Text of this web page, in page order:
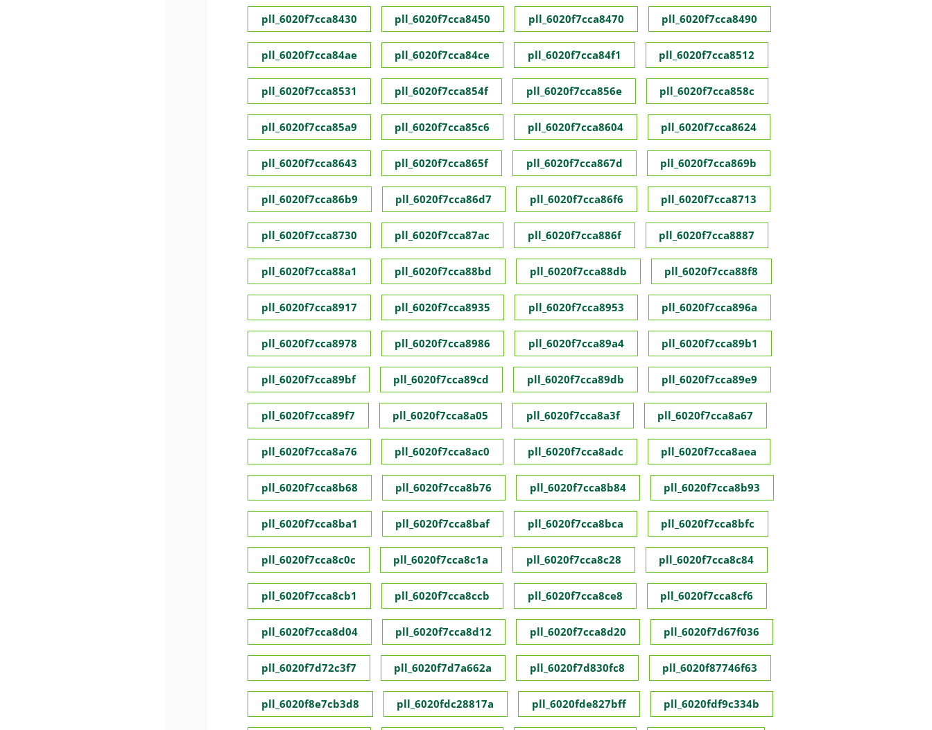
pll_6020f7cca8430 pll_6020f7cca8450 pll_6020f7cca8470 pll_6020f7cca8490
pll_6020f7cca84ae pll_6020f7cca84ce pll_6020f7cca84f1 pll_6020f7cca8512
pll_6020f7cca8531 pll_6020f7cca854f pll_6020f7cca856e pll_6020f7cca858c
pll_6020f7cca85a9 pll_6020f7cca85c6 pll_6020f7cca8604 pll_6020f7cca8624
pll_6020f7cca8643 pll_6020f7cca865f pll_6020f7cca867d pll_6020f7cca869b
pll_6020f7cca86b9 pll_6020f7cca86d7 pll_6020f7cca86f6 pll_6020f7cca8713
pll_6020f7cca8730 pll_6020f7cca87ac pll_6020f7cca886f pll_6020f7cca8887
pll_6020f7cca88a1 pll_6020f7cca88bd pll_6020f7cca88db pll_6020f7cca88f8
pll_6020f7cca8917 pll_6020f7cca8935 pll_6020f7cca8953 pll_6020f7cca896a
pll_6020f7cca8978 pll_6020f7cca8986 pll_6020f7cca89a4 pll_6020f7cca89b1
pll_6020f7cca89bf pll_6020f7cca89cd pll_6020f7cca89db pll_6020f7cca89e9
pll_6020f7cca89f7 pll_6020f7cca8a05 pll_6020f7cca8a3f pll_6020f7cca8a67
pll_6020f7cca8a76 pll_6020f7cca8ac0 pll_6020f7cca8adc pll_6020f7cca8aea
pll_6020f7cca8b68 pll_6020f7cca8b76 pll_6020f7cca8b84 pll_6020f7cca8b93
pll_6020f7cca8ba1 pll_6020f7cca8baf pll_6020f7cca8bca pll_6020f7cca8bfc
pll_6020f7cca8c0c pll_6020f7cca8c1a pll_6020f7cca8c28 pll_6020f7cca8c84
pll_6020f7cca8cb1 pll_6020f7cca8ccb pll_6020f7cca8ce8 pll_6020f7cca8cf6
pll_6020f7cca8d04 pll_6020f7cca8d12 pll_6020f7cca8d20 pll_6020f7d67f036
pll_6020f7d72c3f7 pll_6020f7d7a662a pll_6020f7d830fc8 pll_6020f87746f63
pll_6020f8e7cb3d8 pll_6020fdc28817a pll_6020fde827bff pll_6020fdf9c334b